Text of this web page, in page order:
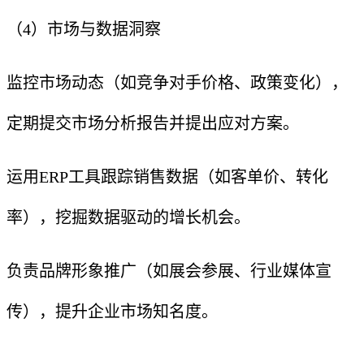
（4）市场与数据洞察
监控市场动态（如竞争对手价格、政策变化），
定期提交市场分析报告并提出应对方案。
运用ERP工具跟踪销售数据（如客单价、转化
率），挖掘数据驱动的增长机会。
负责品牌形象推广（如展会参展、行业媒体宣
传），提升企业市场知名度。